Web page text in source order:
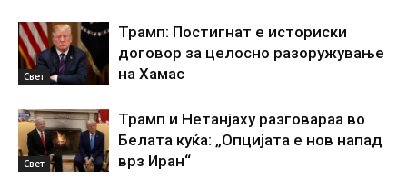
Свет
Трамп: Постигнат е историски
договор за целосно разоружување
на Хамас
Свет
Трамп и Нетанјаху разговараа во
Белата куќа: „Опцијата е нов напад
врз Иран“